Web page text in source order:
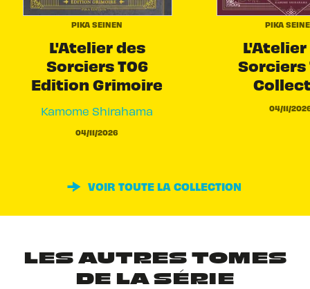
PIKA SEINEN
L'Atelier des
Sorciers T06
Edition Grimoire
Kamome Shirahama
04/11/2026
PIKA
L'Atelier
Sorciers
04/11/
VOIR TOUTE LA COLLECTION
LES AUTRES TOMES
DE LA SÉRIE